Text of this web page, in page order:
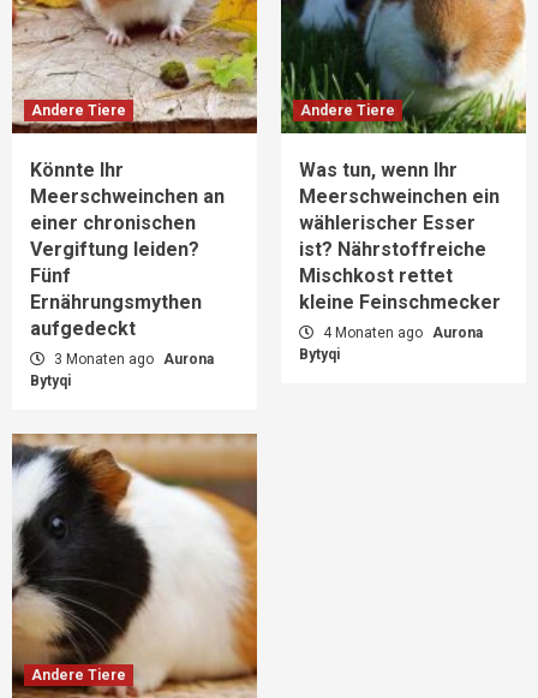
Andere Tiere
Könnte Ihr
Meerschweinchen an
einer chronischen
Vergiftung leiden?
Fünf
Ernährungsmythen
aufgedeckt
3 Monaten ago Aurona
Bytyqi
Andere Tiere
Was tun, wenn Ihr
Meerschweinchen ein
wählerischer Esser
ist? Nährstoffreiche
Mischkost rettet
kleine Feinschmecker
4 Monaten ago Aurona
Bytyqi
Andere Tiere